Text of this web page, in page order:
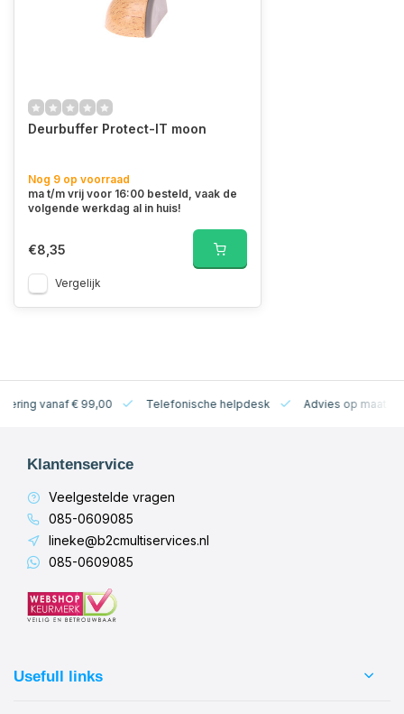
Deurbuffer Protect-IT moon
Nog 9 op voorraad
ma t/m vrij voor 16:00 besteld, vaak de
volgende werkdag al in huis!
€8,35
Vergelijk
vanaf € 99,00 Telefonische helpdesk Advies op maat
Klantenservice
Veelgestelde vragen
085-0609085
lineke@b2cmultiservices.nl
085-0609085
Usefull links